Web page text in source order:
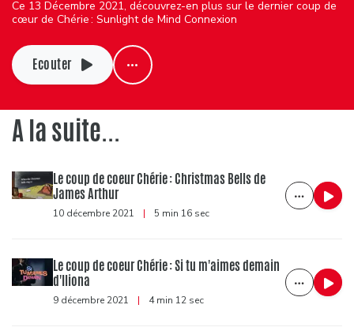
Ce 13 Décembre 2021, découvrez-en plus sur le dernier coup de
cœur de Chérie : Sunlight de Mind Connexion
Ecouter
A la suite...
Le coup de coeur Chérie : Christmas Bells de
James Arthur
10 décembre 2021 | 5 min 16 sec
Le coup de coeur Chérie : Si tu m'aimes demain
d'Iliona
9 décembre 2021 | 4 min 12 sec